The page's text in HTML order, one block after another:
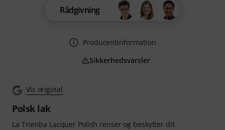
Vis original
Polsk lak
La Tromba Lacquer Polish renser og beskytter dit
Rådgivning
Producentinformation
Sikkerhedsvarsler